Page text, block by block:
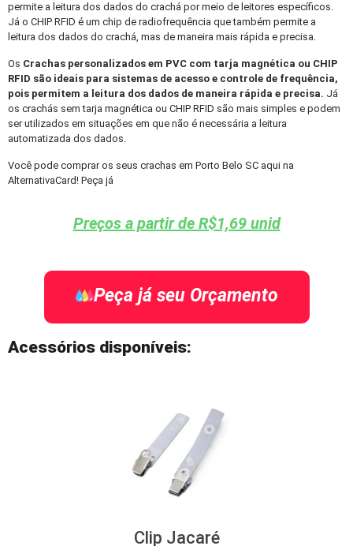
permite a leitura dos dados do crachá por meio de leitores específicos.
Já o CHIP RFID é um chip de radiofrequência que também permite a
leitura dos dados do crachá, mas de maneira mais rápida e precisa.
Os Crachas personalizados em PVC com tarja magnética ou CHIP
RFID são ideais para sistemas de acesso e controle de frequência,
pois permitem a leitura dos dados de maneira rápida e precisa. Já
os crachás sem tarja magnética ou CHIP RFID são mais simples e podem
ser utilizados em situações em que não é necessária a leitura
automatizada dos dados.
Você pode comprar os seus crachas em Porto Belo SC aqui na
AlternativaCard! Peça já
Preços a partir de R$1,69 unid
Peça já seu Orçamento
Acessórios disponíveis:
Clip Jacaré